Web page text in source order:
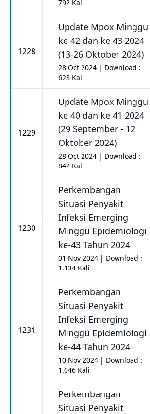
792 Kali
1228
Update Mpox Minggu
ke 42 dan ke 43 2024
(13-26 Oktober 2024)
28 Oct 2024 | Download :
628 Kali
1229
Update Mpox Minggu
ke 40 dan ke 41 2024
(29 September - 12
Oktober 2024)
28 Oct 2024 | Download :
842 Kali
1230
Perkembangan
Situasi Penyakit
Infeksi Emerging
Minggu Epidemiologi
ke-43 Tahun 2024
01 Nov 2024 | Download :
1.134 Kali
1231
Perkembangan
Situasi Penyakit
Infeksi Emerging
Minggu Epidemiologi
ke-44 Tahun 2024
10 Nov 2024 | Download :
1.046 Kali
Perkembangan
Situasi Penyakit